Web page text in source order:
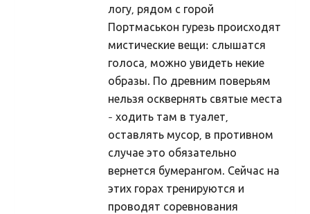
Hiis nr 2 (II pool)
Hiite ylevaatus
Hiite konverents
логу, рядом с горой
Портмаськон гурезь происходят
мистические вещи: слышатся
голоса, можно увидеть некие
образы. По древним поверьям
нельзя осквернять святые места
- ходить там в туалет,
оставлять мусор, в противном
случае это обязательно
вернется бумерангом. Сейчас на
этих горах тренируются и
проводят соревнования